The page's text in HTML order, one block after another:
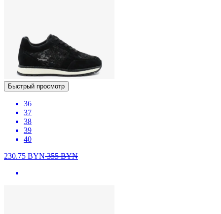
Быстрый просмотр
36
37
38
39
40
230.75 BYN355BYN